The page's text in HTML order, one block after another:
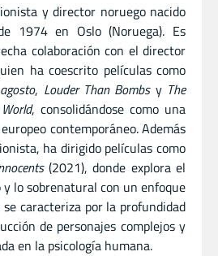
y director noruego nacido
1974 en Oslo (Noruega). Es
colaboración con el director
ha coescrito películas como
, Louder Than Bombsy The
, consolidándose como una
contemporáneo. Además
ha dirigido películas como
(2021), donde explora el
y lo sobrenatural con un enfoque
caracteriza por la profundidad
de personajes complejos y
en la psicología humana.